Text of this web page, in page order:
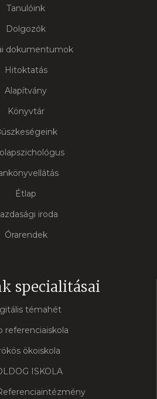
Tanulóink
Dolgozók
dokumentumok
Hitoktatás
Alapítvány
Könyvtár
Étlap
iroda
Órarendek
specialitásai
témahét
referenciaiskola
ökoiskola
ISKOLA